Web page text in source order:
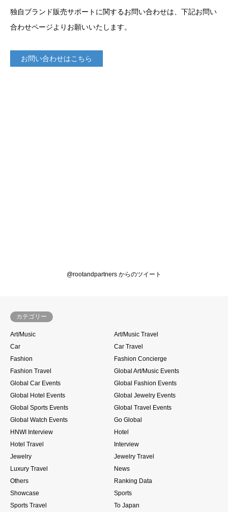
独自ブランド販売サポートに関するお問い合わせは、下記お問い
合わせページよりお願いいたします。
お問い合わせはこちら
@rootandpartners からのツイート
カテゴリー
Art/Music
Art/Music Travel
Car
Car Travel
Fashion
Fashion Concierge
Fashion Travel
Global Art/Music Events
Global Car Events
Global Fashion Events
Global Hotel Events
Global Jewelry Events
Global Sports Events
Global Travel Events
Global Watch Events
Go Global
HNWI Interview
Hotel
Hotel Travel
Interview
Jewelry
Jewelry Travel
Luxury Travel
News
Others
Ranking Data
Showcase
Sports
Sports Travel
To Japan